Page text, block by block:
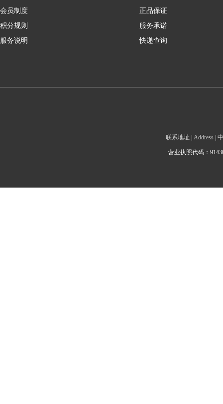
会员制度
积分规则
服务说明
正品保证
服务承诺
快递查询
联系地址 | Address |
营业执照代码：